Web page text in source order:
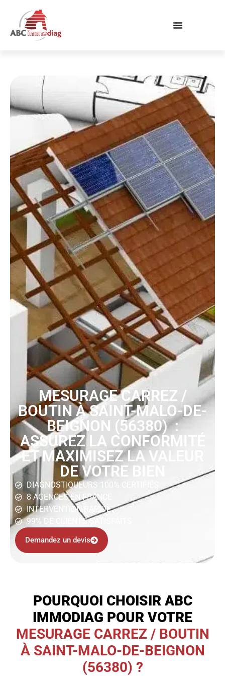
MESURAGE CARREZ /
BOUTIN À SAINT-MALO-DE-
BEIGNON (56380) :
ASSUREZ LA CONFORMITÉ
ET MAXIMISEZ LA VALEUR
DE VOTRE BIEN
DIAGNOSTIQUEURS 100% CERTIFIÉS
8 AGENCES EN FRANCE
INTERVENTION RAPIDE
99% DE CLIENTS SATISFAITS
Demandez un devis
POURQUOI CHOISIR ABC
IMMODIAG POUR VOTRE
MESURAGE CARREZ / BOUTIN
À SAINT-MALO-DE-BEIGNON
(56380) ?